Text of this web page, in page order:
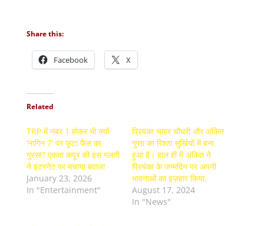
Share this:
Facebook X
Related
TRP में नंबर 1 होकर भी क्यों
‘नागिन 7’ पर फूटा फैंस का
गुस्सा? एकता कपूर की इस गलती
ने इंटरनेट पर मचाया बवाल!
January 23, 2026
In "Entertainment"
प्रियंका चाहर चौधरी और अंकित
गुप्ता का रिश्ता सुर्खियों में बना
हुआ है। हाल ही में अंकित ने
प्रियंका के जन्मदिन पर अपनी
भावनाओं का इज़हार किया,
August 17, 2024
In "News"